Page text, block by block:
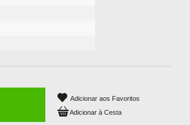
Adicionar aos Favoritos